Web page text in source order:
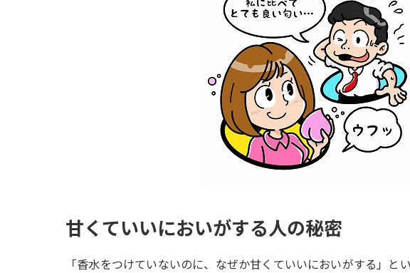
甘くていいにおいがする人の秘密
「香水をつけていないのに、なぜか甘くていいにおいがする」と